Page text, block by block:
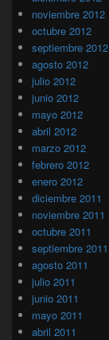
noviembre 2012
octubre 2012
septiembre 2012
agosto 2012
julio 2012
junio 2012
mayo 2012
abril 2012
marzo 2012
febrero 2012
enero 2012
diciembre 2011
noviembre 2011
octubre 2011
septiembre 2011
agosto 2011
julio 2011
junio 2011
mayo 2011
abril 2011